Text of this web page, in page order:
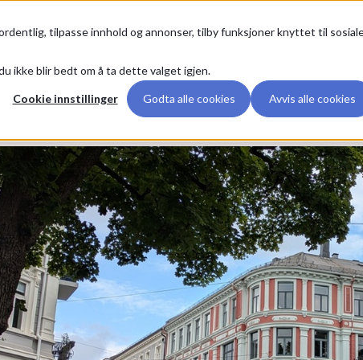
tilpasse innhold og annonser, tilby funksjoner knyttet til
ikke blir bedt om å ta dette valget igjen.
Cookie innstillinger Godta alle cookies Avvis alle cookies
Premium
Forrige Neste